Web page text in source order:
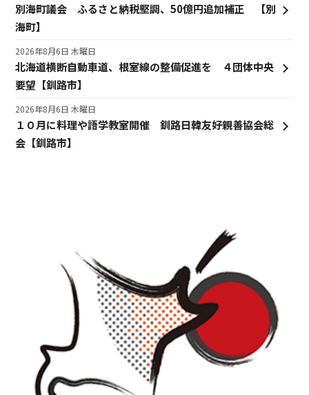
別海町議会 ふるさと納税堅調、50億円追加補正 【別
海町】
北海道横断自動車道、根室線の整備促進を ４団体中央
要望【釧路市】
2026年8月6日 木曜日
１０月に料理や語学教室開催 釧路日韓友好親善協会総
会【釧路市】
2026年8月6日 木曜日